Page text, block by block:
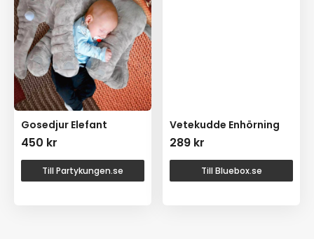
Gosedjur Elefant
450 kr
Till Partykungen.se
Vetekudde Enhörning
289 kr
Till Bluebox.se